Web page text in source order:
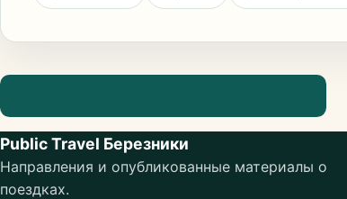
Public Travel Березники
Направления и опубликованные материалы о
поездках.